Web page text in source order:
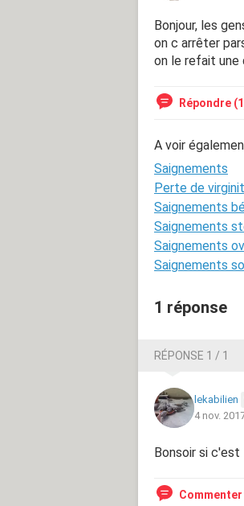
Bonjour, les
on c arrêter
on le refait une
Répondre
A voir
Saignements
Perte de
Saignements
Saignements
Saignements
Saignements
1 réponse
RÉPONSE 1 / 1
lekabilien
4 nov.
Bonsoir si c'est
Commenter